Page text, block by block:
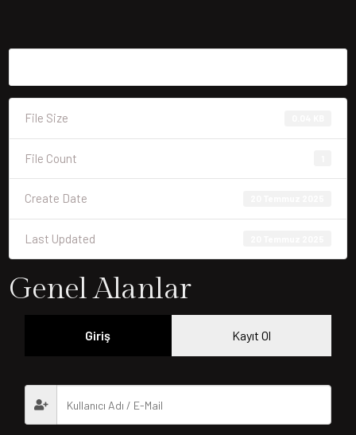
File Size
File Count
Create Date
Last Updated
Genel Alanlar
Giriş Kayıt Ol